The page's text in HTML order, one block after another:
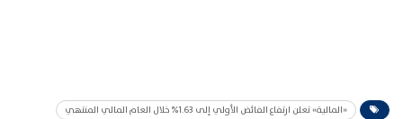
«المالية» تعلن ارتفاع الفائض الأولي إلى 1.63% خلال العام المالي المنتهي